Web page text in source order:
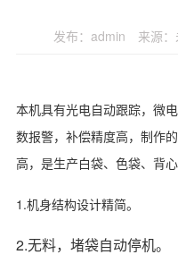
发布：admin 来源
本机具有光电自动跟踪，微
数报警，补偿精度高，制作
高，是生产白袋、色袋、背
1.机身结构设计精简。
2.无料，堵袋自动停机。